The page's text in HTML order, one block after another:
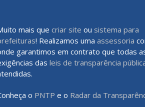
mais que criar site ou sistema para
! Realizamos uma assessoria
garantimos em contrato que todas
das leis de transparência
o PNTP e o Radar da